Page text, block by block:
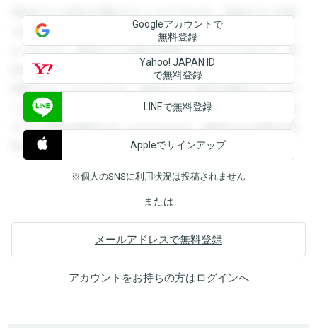
登録すると回答を閲覧することができます。登録すると回答
を閲覧することができます。登録すると回答を閲覧すること
ができます。登録すると回答を閲覧することができます。登
録すると回答を閲覧することができます。登録すると回答を
閲覧することができます。登録すると回答を閲覧することが
できます。登録すると回答を閲覧することができます。登録
すると回答を閲覧することができます。登録すると回答を閲
覧することができます。
Googleアカウントで
無料登録
Yahoo! JAPAN ID
で無料登録
LINEで無料登録
Appleでサインアップ
※個人のSNSに利用状況は投稿されません
または
メールアドレスで無料登録
アカウントをお持ちの方はログインへ